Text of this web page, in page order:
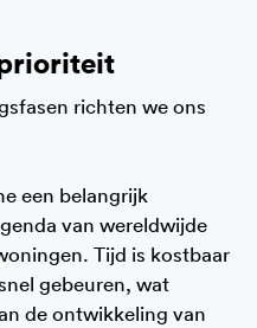
richten we ons
een belangrijk
van wereldwijde
Tijd is kostbaar
gebeuren, wat
de ontwikkeling van